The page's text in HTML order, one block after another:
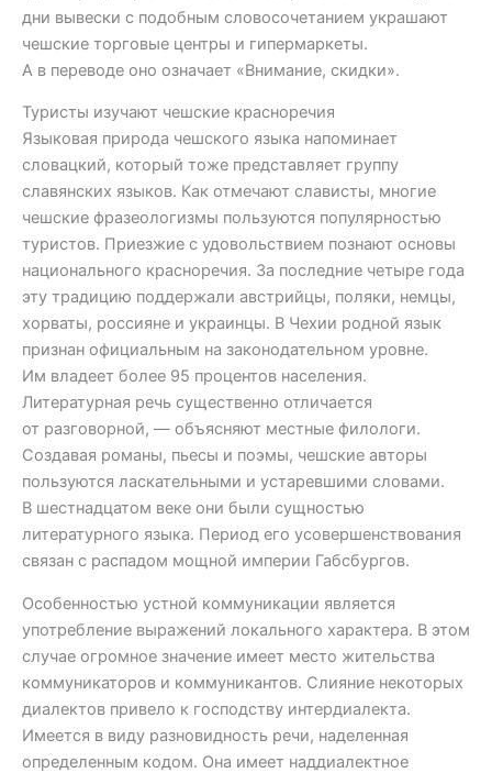
дни вывески с подобным словосочетанием украшают
чешские торговые центры и гипермаркеты.
А в переводе оно означает «Внимание, скидки».
Туристы изучают чешские красноречия
Языковая природа чешского языка напоминает
словацкий, который тоже представляет группу
славянских языков. Как отмечают слависты, многие
чешские фразеологизмы пользуются популярностью
туристов. Приезжие с удовольствием познают основы
национального красноречия. За последние четыре года
эту традицию поддержали австрийцы, поляки, немцы,
хорваты, россияне и украинцы. В Чехии родной язык
признан официальным на законодательном уровне.
Им владеет более 95 процентов населения.
Литературная речь существенно отличается
от разговорной, — объясняют местные филологи.
Создавая романы, пьесы и поэмы, чешские авторы
пользуются ласкательными и устаревшими словами.
В шестнадцатом веке они были сущностью
литературного языка. Период его усовершенствования
связан с распадом мощной империи Габсбургов.
Особенностью устной коммуникации является
употребление выражений локального характера. В этом
случае огромное значение имеет место жительства
коммуникаторов и коммуникантов. Слияние некоторых
диалектов привело к господству интердиалекта.
Имеется в виду разновидность речи, наделенная
определенным кодом. Она имеет наддиалектное